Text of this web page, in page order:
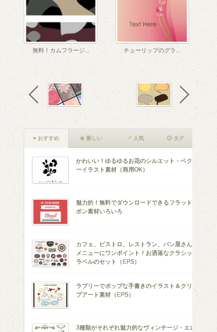
無料！カムフラージ... チューリップのグラ...
♥ おすすめ ★ 新しい ↗ 人気 ◎ タグ
かわいい！ゆるゆるお花のシルエット・ベクタ
ーイラスト素材（商用OK）
魅力的！無料でダウンロードできるフラットリ
ボン素材いろいろ
カフェ、ビストロ、レストラン、パン屋さんの
メニューにワンポイント！お洒落なクラシック
ラベルのセット（EPS）
ラブリーでポップな手書きのイラスト＆クリッ
プアート素材（EPS）
3種類がそれぞれ魅力的なヴィンテージ・エレ